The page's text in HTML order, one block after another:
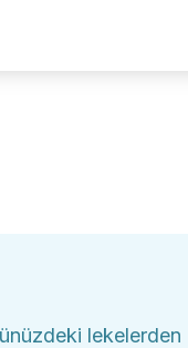
lekelerden